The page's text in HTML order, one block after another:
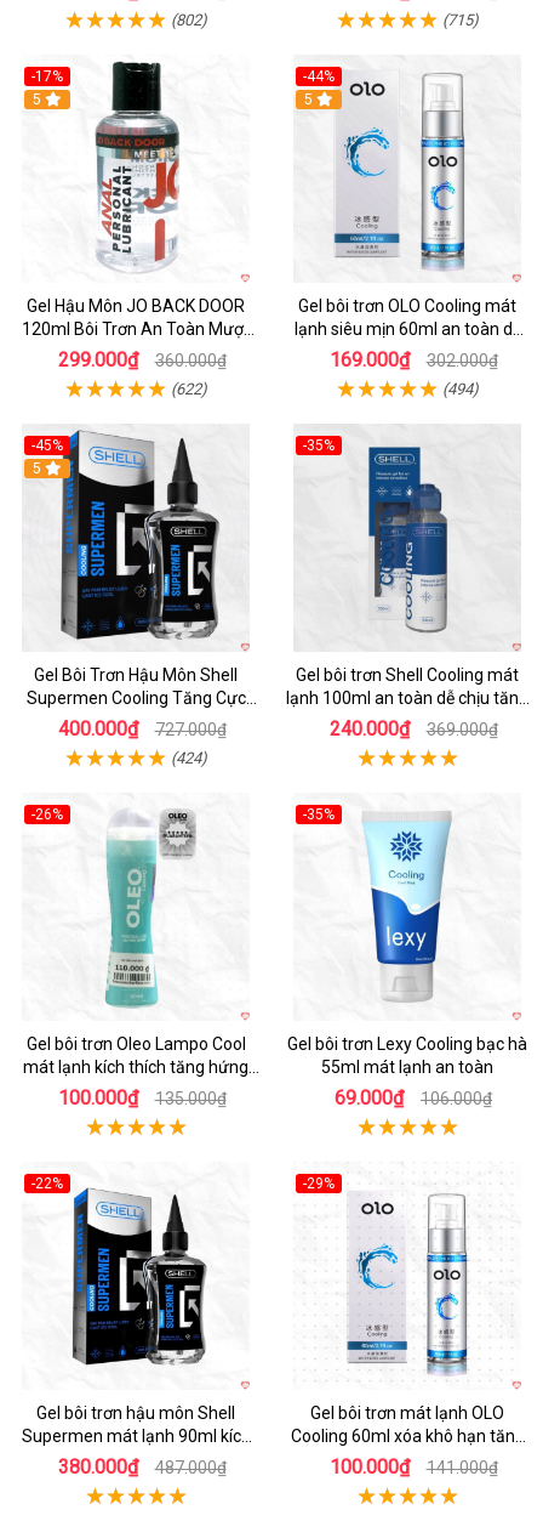
(802) (715)
-17%
5
Gel Hậu Môn JO BACK DOOR
120ml Bôi Trơn An Toàn Mượt
Mà
299.000₫ 360.000₫
(622)
-44%
5
Gel bôi trơn OLO Cooling mát
lạnh siêu mịn 60ml an toàn dễ
dùng
169.000₫ 302.000₫
(494)
-45%
5
Gel Bôi Trơn Hậu Môn Shell
Supermen Cooling Tăng Cực
Mát
400.000₫ 727.000₫
(424)
-35%
Gel bôi trơn Shell Cooling mát
lạnh 100ml an toàn dễ chịu tăng
khoái cảm
240.000₫ 369.000₫
-26%
Gel bôi trơn Oleo Lampo Cool
mát lạnh kích thích tăng hứng
thú
100.000₫ 135.000₫
-35%
Gel bôi trơn Lexy Cooling bạc hà
55ml mát lạnh an toàn
69.000₫ 106.000₫
-22%
Gel bôi trơn hậu môn Shell
Supermen mát lạnh 90ml kích
thích nhẹ nhàng
380.000₫ 487.000₫
-29%
Hot
Gel bôi trơn mát lạnh OLO
Cooling 60ml xóa khô hạn tăng
hưng phấn
100.000₫ 141.000₫